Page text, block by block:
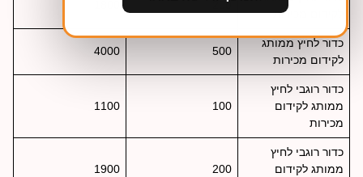
לקידום מכירות
200
1800
כדור לחיץ ממותג
לקידום מכירות
500
4000
כדור רוגבי לחיץ
ממותג לקידום
מכירות
100
1100
כדור רוגבי לחיץ
ממותג לקידום
200
1900